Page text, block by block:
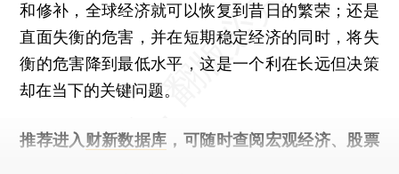
和修补，全球经济就可以恢复到昔日的繁荣；还是
直面失衡的危害，并在短期稳定经济的同时，将失
衡的危害降到最低水平，这是一个利在长远但决策
却在当下的关键问题。
推荐进入 财新数据库 ，可随时查阅宏观经济、股票